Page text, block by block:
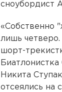
сноубордист
«Собственно
лишь
шорт-
Никита
отсеялись на